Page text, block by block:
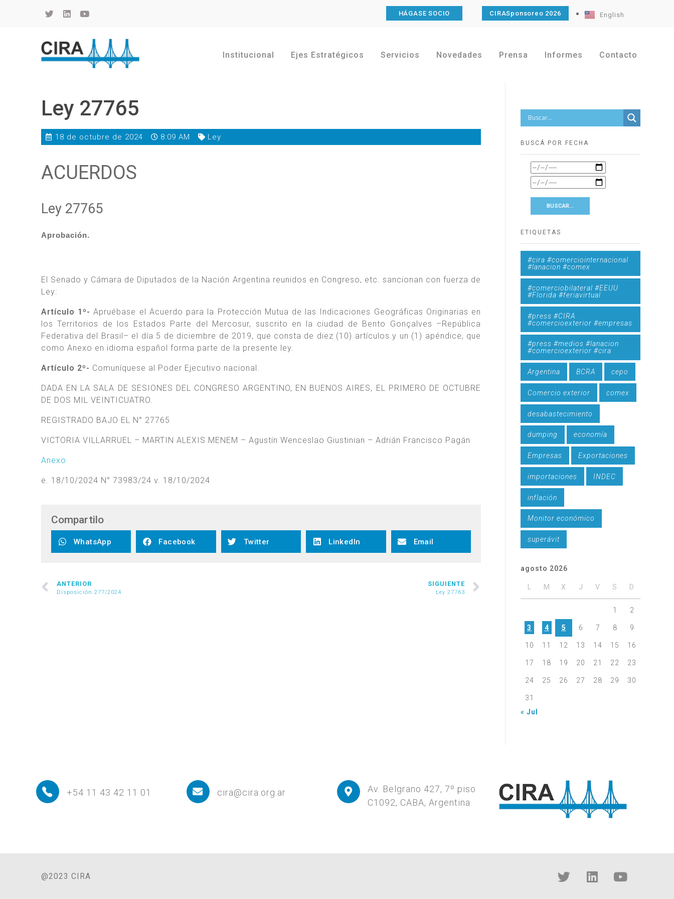
HÁGASE SOCIO CIRASponsoreo 2026 English
Institucional Ejes Estratégicos Servicios Novedades Prensa Informes Contacto
Ley 27765
18 de octubre de 2024 8:09 AM Ley
ACUERDOS
Ley 27765
Aprobación.
El Senado y Cámara de Diputados de la Nación Argentina reunidos en Congreso, etc. sancionan con fuerza de
Ley:
Artículo 1º- Apruébase el Acuerdo para la Protección Mutua de las Indicaciones Geográficas Originarias en
los Territorios de los Estados Parte del Mercosur, suscrito en la ciudad de Bento Gonçalves –República
Federativa del Brasil– el día 5 de diciembre de 2019, que consta de diez (10) artículos y un (1) apéndice, que
como Anexo en idioma español forma parte de la presente ley.
Artículo 2º- Comuníquese al Poder Ejecutivo nacional.
DADA EN LA SALA DE SESIONES DEL CONGRESO ARGENTINO, EN BUENOS AIRES, EL PRIMERO DE OCTUBRE
DE DOS MIL VEINTICUATRO.
REGISTRADO BAJO EL N° 27765
VICTORIA VILLARRUEL – MARTIN ALEXIS MENEM – Agustín Wenceslao Giustinian – Adrián Francisco Pagán
Anexo
e. 18/10/2024 N° 73983/24 v. 18/10/2024
Compartilo
WhatsApp Facebook Twitter LinkedIn Email
ANTERIOR
Disposición 277/2024
SIGUIENTE
Ley 27763
BUSCÁ POR FECHA
ETIQUETAS
#cira #comerciointernacional
#lanacion #comex
#comerciobilateral #EEUU
#Florida #feriavirtual
#press #CIRA
#comercioexterior #empresas
#press #medios #lanacion
#comercioexterior #cira
Argentina BCRA cepo
Comercio exterior comex
desabastecimiento
dumping economía
Empresas Exportaciones
importaciones INDEC
inflación
Monitor económico
superávit
agosto 2026
M X J V S D
1 2
3 4 5 6 7 8 9
10 11 12 13 14 15 16
17 18 19 20 21 22 23
24 25 26 27 28 29 30
31
« Jul
+54 11 43 42 11 01 cira@cira.org.ar
Av. Belgrano 427, 7º piso
C1092, CABA, Argentina
@2023 CIRA